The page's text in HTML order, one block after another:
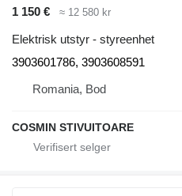
1 150 € ≈ 12 580 kr
Elektrisk utstyr - styreenhet
3903601786, 3903608591
Romania, Bod
COSMIN STIVUITOARE